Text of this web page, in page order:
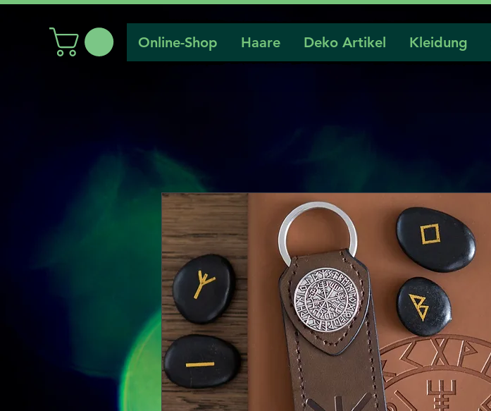
Online-Shop Haare Deko Artikel Kleidung